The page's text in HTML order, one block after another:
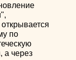
по
а через